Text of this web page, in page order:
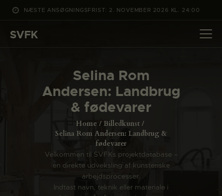
NÆSTE ANSØGNINGSFRIST: 2. NOVEMBER 2026 KL. 24:00
SVFK
Selina Rom
Andersen: Landbrug
& fødevarer
Home
Billedkunst
Selina Rom Andersen: Landbrug &
fødevarer
Velkommen til SVFKs projektdatabase –
en direkte udveksling af kunsteriske
arbejdsprocesser.
Indtast navn, teknik eller materiale i
DET SKER
PROJEKTER
CHANNEL
OM SVFK